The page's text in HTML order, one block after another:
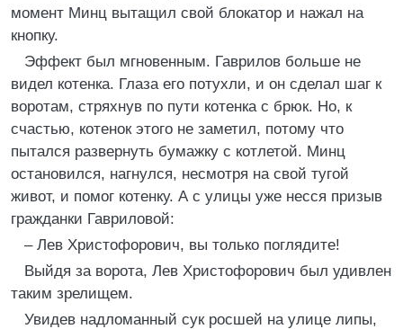
момент Минц вытащил свой блокатор и нажал на
кнопку.
Эффект был мгновенным. Гаврилов больше не
видел котенка. Глаза его потухли, и он сделал шаг к
воротам, стряхнув по пути котенка с брюк. Но, к
счастью, котенок этого не заметил, потому что
пытался развернуть бумажку с котлетой. Минц
остановился, нагнулся, несмотря на свой тугой
живот, и помог котенку. А с улицы уже несся призыв
гражданки Гавриловой:
– Лев Христофорович, вы только поглядите!
Выйдя за ворота, Лев Христофорович был удивлен
таким зрелищем.
Увидев надломанный сук росшей на улице липы,